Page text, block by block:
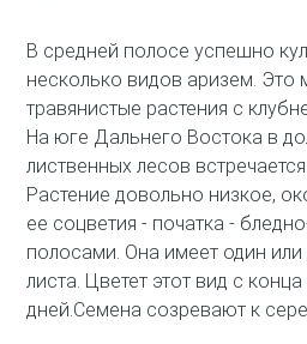
В средней полосе успешно
несколько видов аризем. Это
травянистые растения с
На юге Дальнего Востока в
лиственных лесов встречается
Растение довольно низкое,
ее соцветия - початка -
полосами. Она имеет один
листа. Цветет этот вид с
дней.Семена созревают к